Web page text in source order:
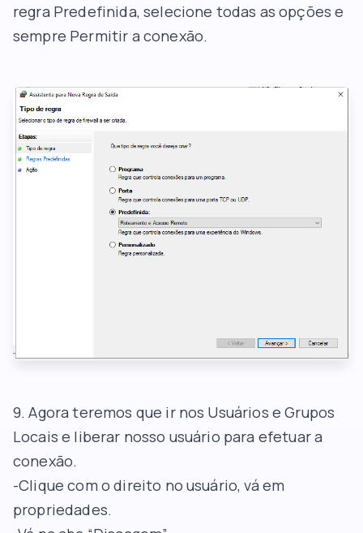
regra Predefinida, selecione todas as opções e
sempre Permitir a conexão.
9. Agora teremos que ir nos Usuários e Grupos
Locais e liberar nosso usuário para efetuar a
conexão.
-Clique com o direito no usuário, vá em
propriedades.